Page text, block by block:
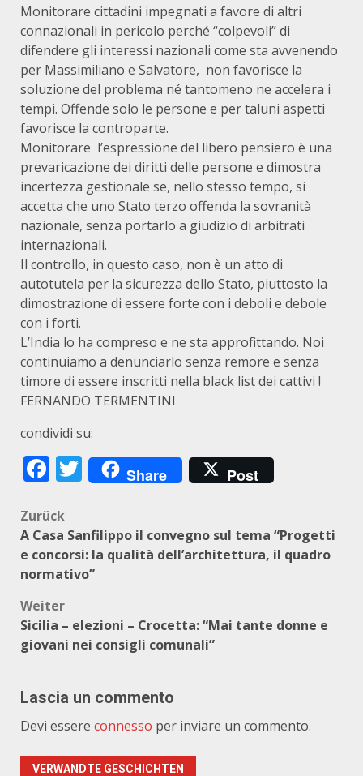
Monitorare cittadini impegnati a favore di altri
connazionali in pericolo perché “colpevoli” di
difendere gli interessi nazionali come sta avvenendo
per Massimiliano e Salvatore, non favorisce la
soluzione del problema né tantomeno ne accelera i
tempi. Offende solo le persone e per taluni aspetti
favorisce la controparte.
Monitorare l’espressione del libero pensiero è una
prevaricazione dei diritti delle persone e dimostra
incertezza gestionale se, nello stesso tempo, si
accetta che uno Stato terzo offenda la sovranità
nazionale, senza portarlo a giudizio di arbitrati
internazionali.
Il controllo, in questo caso, non è un atto di
autotutela per la sicurezza dello Stato, piuttosto la
dimostrazione di essere forte con i deboli e debole
con i forti.
L’India lo ha compreso e ne sta approfittando. Noi
continuiamo a denunciarlo senza remore e senza
timore di essere inscritti nella black list dei cattivi !
FERNANDO TERMENTINI
condividi su:
Facebook
Twitter
Share Post
Beitragsnavigation
Zurück
A Casa Sanfilippo il convegno sul tema “Progetti
e concorsi: la qualità dell’architettura, il quadro
normativo”
Weiter
Sicilia – elezioni – Crocetta: “Mai tante donne e
giovani nei consigli comunali”
Lascia un commento
Devi essere connesso per inviare un commento.
VERWANDTE GESCHICHTEN